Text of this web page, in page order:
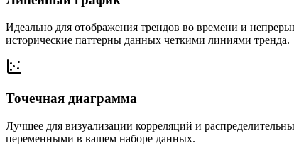
Идеально для отображения трендов во времени и
исторические паттерны данных четкими линиями тренда.
Точечная диаграмма
Лучшее для визуализации корреляций и
переменными в вашем наборе данных.